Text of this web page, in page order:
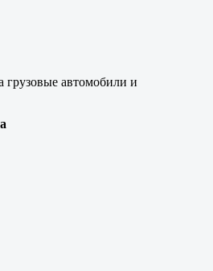
грузовые автомобили и